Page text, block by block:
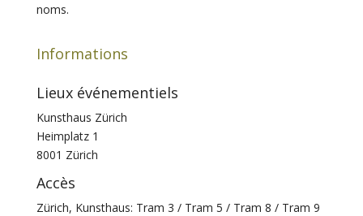
noms.
Informations
Lieux événementiels
Kunsthaus Zürich
Heimplatz 1
8001 Zürich
Accès
Zürich, Kunsthaus: Tram 3 / Tram 5 / Tram 8 / Tram 9